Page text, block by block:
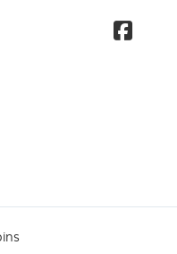
l'assurance